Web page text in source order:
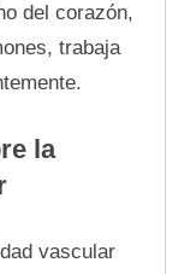
del corazón,
trabaja
la
vascular